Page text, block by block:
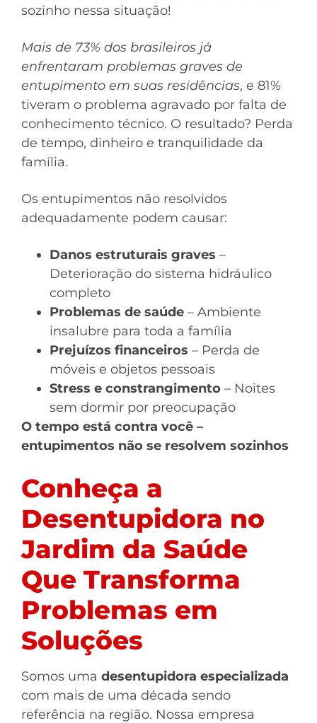
sozinho nessa situação!
Mais de 73% dos brasileiros já
enfrentaram problemas graves de
entupimento em suas residências, e 81%
tiveram o problema agravado por falta de
conhecimento técnico. O resultado? Perda
de tempo, dinheiro e tranquilidade da
família.
Os entupimentos não resolvidos
adequadamente podem causar:
Danos estruturais graves –
Deterioração do sistema hidráulico
completo
Problemas de saúde – Ambiente
insalubre para toda a família
Prejuízos financeiros – Perda de
móveis e objetos pessoais
Stress e constrangimento – Noites
sem dormir por preocupação
O tempo está contra você –
entupimentos não se resolvem sozinhos
Conheça a
Desentupidora no
Jardim da Saúde
Que Transforma
Problemas em
Soluções
Somos uma desentupidora especializada
com mais de uma década sendo
referência na região. Nossa empresa